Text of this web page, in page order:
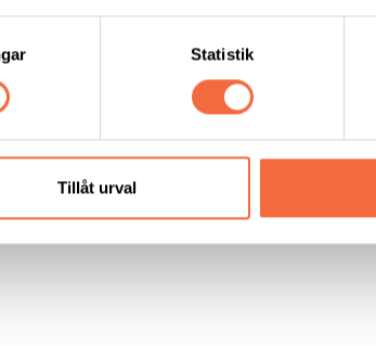
Statistik
Tillåt urval